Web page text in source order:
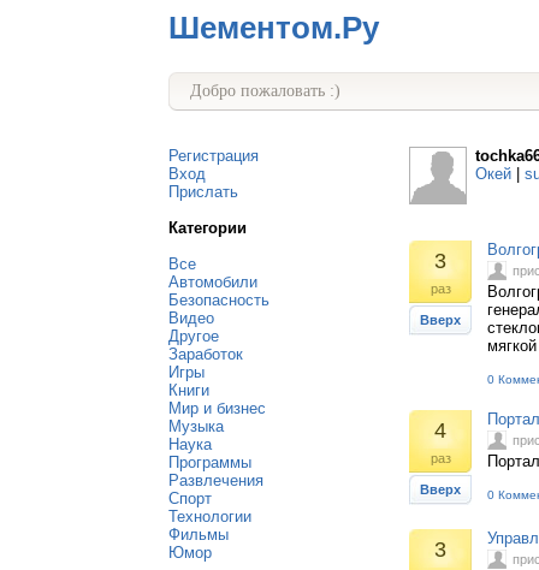
Шементом.Ру
Добро пожаловать :)
Регистрация
Вход
Прислать
Категории
Все
Автомобили
Безопасность
Видео
Другое
Заработок
Игры
Книги
Мир и бизнес
Музыка
Наука
Программы
Развлечения
Спорт
Технологии
Фильмы
Юмор
Окей
3
раз
Вверх
0
4
раз
Вверх 0
3